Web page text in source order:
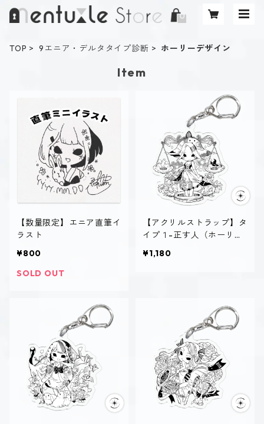
TOP 9エニア・デルタタイプ診断 ホーリーデザイン
Item
【数量限定】エニア直筆イ
ラスト
¥800
SOLD OUT
【アクリルストラップ】タ
イプ１-正す人（ホーリ
¥1,180